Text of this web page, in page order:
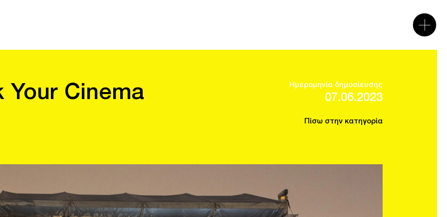
Your Cinema
Ημερομηνία δημοσίευσης
07.06.2023
Πίσω στην κατηγορία